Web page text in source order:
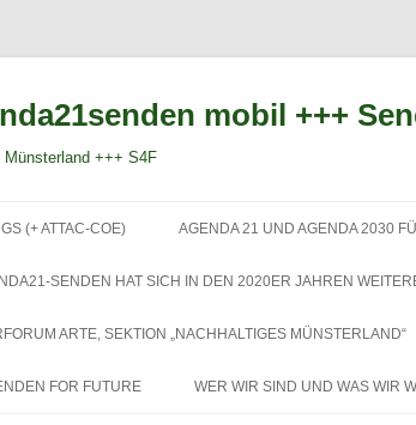
mobil +++
+++ S4F
Inhalt
(+ ATTAC-COE) AGENDA 21 UND AGENDA 2030
SENDEN HAT SICH IN DEN 2020ER JAHREN
ARTE, SEKTION „NACHHALTIGES MÜNSTERLAND“
FOR FUTURE WER WIR SIND UND WAS WIR